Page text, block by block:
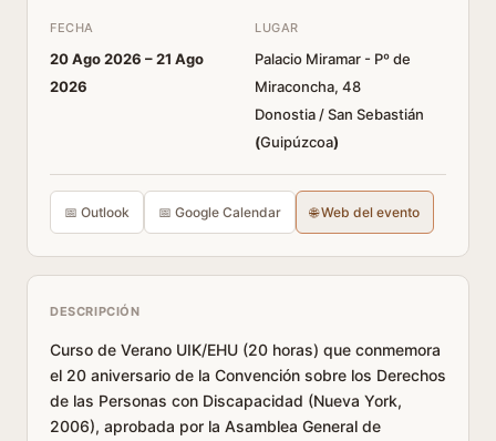
FECHA
20 Ago 2026 –21 Ago
2026
LUGAR
Palacio Miramar - Pº de
Miraconcha, 48
Donostia / San Sebastián
(Guipúzcoa)
📅 Outlook 📅 Google Calendar 🌐 Web del evento
DESCRIPCIÓN
Curso de Verano UIK/EHU (20 horas) que conmemora
el 20 aniversario de la Convención sobre los Derechos
de las Personas con Discapacidad (Nueva York,
2006), aprobada por la Asamblea General de